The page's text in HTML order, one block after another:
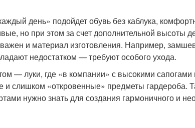
день» подойдет обувь без каблука,
но при этом за счет дополнительной высоты
и материал изготовления. Например,
недостатком — требуют особого ухода.
— луки, где «в компании» с высокими сапогами
и слишком «откровенные» предметы гардероба.
нужно знать для создания гармоничного и